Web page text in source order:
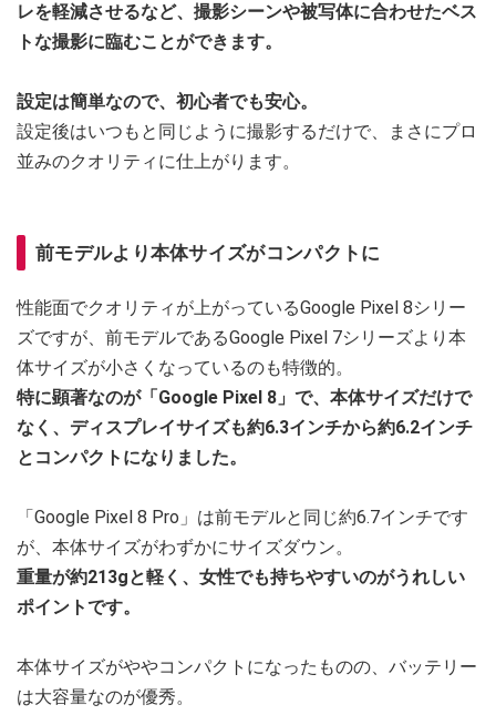
レを軽減させるなど、撮影シーンや被写体に合わせたベス
トな撮影に臨むことができます。
設定は簡単なので、初心者でも安心。
設定後はいつもと同じように撮影するだけで、まさにプロ
並みのクオリティに仕上がります。
前モデルより本体サイズがコンパクトに
性能面でクオリティが上がっているGoogle Pixel 8シリー
ズですが、前モデルであるGoogle Pixel 7シリーズより本
体サイズが小さくなっているのも特徴的。
特に顕著なのが「Google Pixel 8」で、本体サイズだけで
なく、ディスプレイサイズも約6.3インチから約6.2インチ
とコンパクトになりました。
「Google Pixel 8 Pro」は前モデルと同じ約6.7インチです
が、本体サイズがわずかにサイズダウン。
重量が約213gと軽く、女性でも持ちやすいのがうれしい
ポイントです。
本体サイズがややコンパクトになったものの、バッテリー
は大容量なのが優秀。